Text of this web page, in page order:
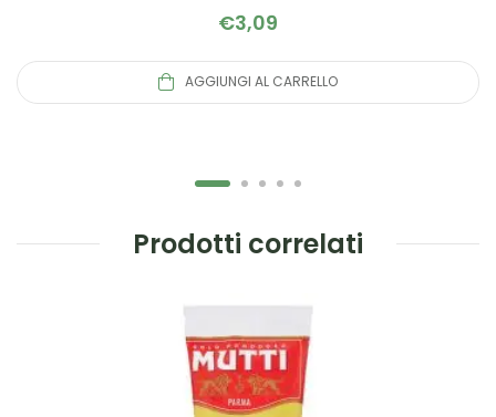
€3,09
AGGIUNGI AL CARRELLO
Prodotti correlati